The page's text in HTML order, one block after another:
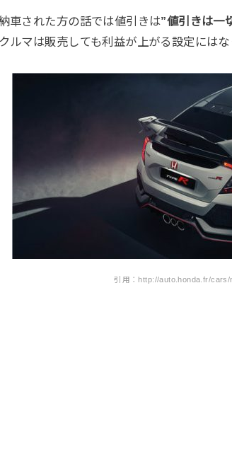
車された方の話では値引きは”値引きは一
ルマは販売しても利益が上がる設定にはな
引用：http://auto.honda.fr/